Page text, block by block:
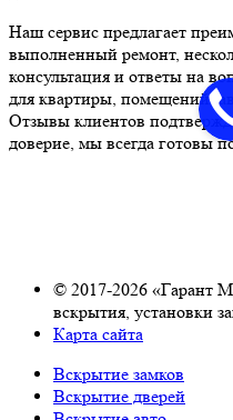
Наш сервис предлагает
выполненный ремонт,
консультация и ответы на
для квартиры, помещений,
Отзывы клиентов
доверие, мы всегда готовы
© 2017-2026 «Гарант
вскрытия, установки
Карта сайта
Вскрытие замков
Вскрытие дверей